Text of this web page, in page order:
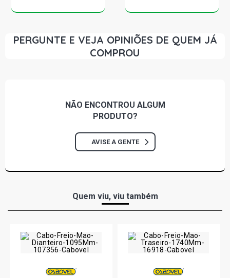
PERGUNTE E VEJA OPINIÕES DE QUEM JÁ
COMPROU
NÃO ENCONTROU ALGUM
PRODUTO?
AVISE A GENTE
Quem viu, viu também